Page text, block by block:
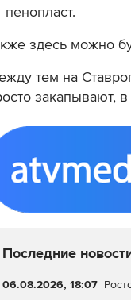
пенопласт.
здесь можно
тем на
закапывают,
Последние
06.08.2026, 18:07